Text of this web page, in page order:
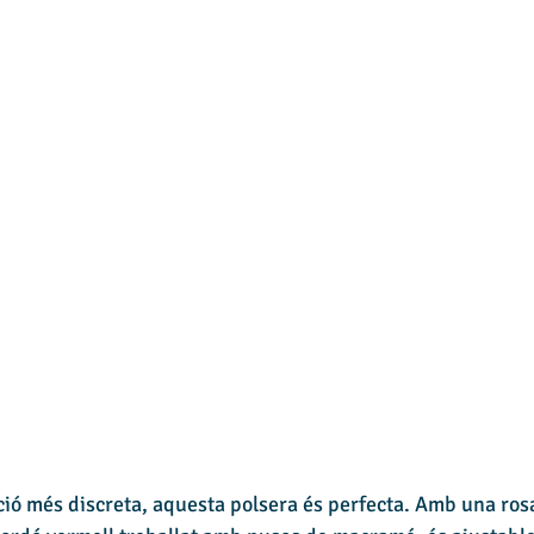
més discreta, aquesta polsera és perfecta. Amb una